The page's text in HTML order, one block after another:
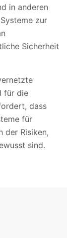
in anderen
zur
Sicherheit
für die
dass
für
der Risiken,
sind.